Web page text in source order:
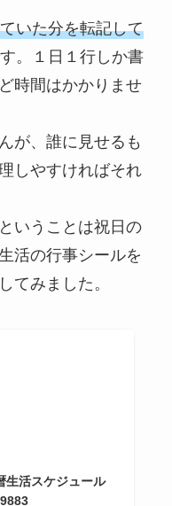
いた分を転記して
。１日１行しか書
時間はかかりませ
が、誰に見せるも
しやすければそれ
いうことは祝日の
活の行事シールを
てみました。
生活スケジュール